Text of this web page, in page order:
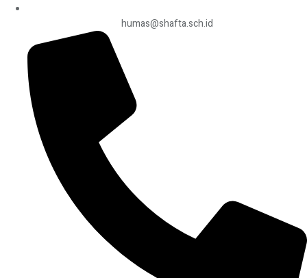
humas@shafta.sch.id